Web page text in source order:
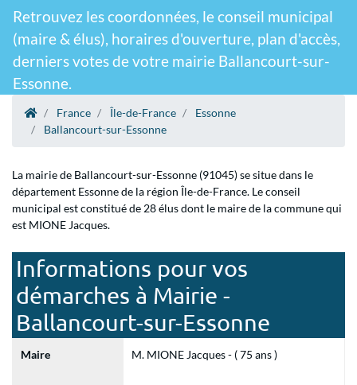
Retrouvez les coordonnées, le conseil municipal
(maire & élus), horaires d'ouverture, plan d'accès,
derniers votes de votre mairie Ballancourt-sur-
Essonne.
France Île-de-France
Essonne
Ballancourt-sur-Essonne
La mairie de Ballancourt-sur-Essonne (91045) se situe dans le
département Essonne de la région Île-de-France. Le conseil
municipal est constitué de 28 élus dont le maire de la commune qui
est MIONE Jacques.
Informations pour vos
démarches à Mairie -
Ballancourt-sur-Essonne
Maire M. MIONE Jacques - ( 75 ans )